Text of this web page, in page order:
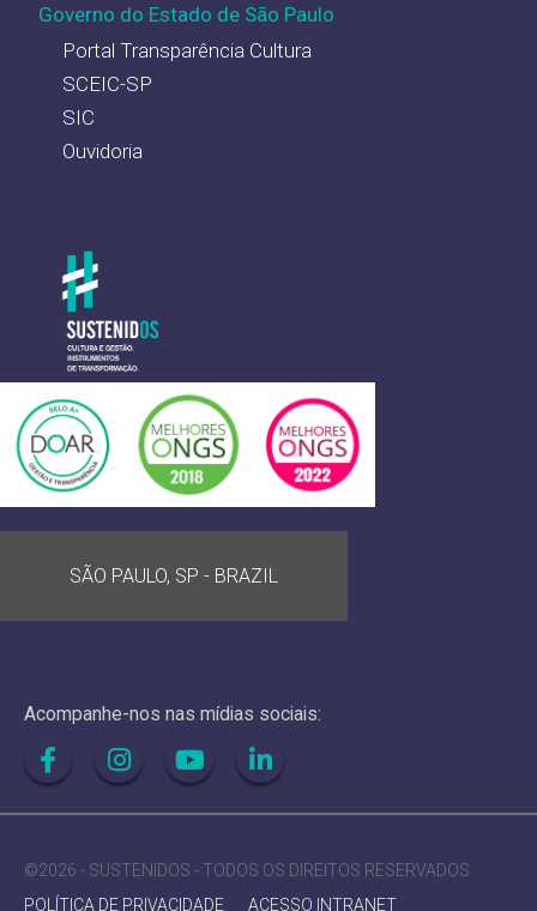
Governo do Estado de São Paulo
Portal Transparência Cultura
SCEIC-SP
SIC
Ouvidoria
SÃO PAULO, SP - BRAZIL
Acompanhe-nos nas mídias sociais:
©2026 - SUSTENIDOS - TODOS OS DIREITOS RESERVADOS
POLÍTICA DE PRIVACIDADE
ACESSO INTRANET